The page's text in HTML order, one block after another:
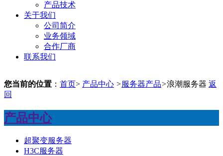
产品技术
关于我们
公司简介
业务领域
合作厂商
联系我们
您当前的位置 ： 首页> 产品中心 >服务器产品>浪潮服务器 返
回
产品中心
超聚变服务器
H3C服务器